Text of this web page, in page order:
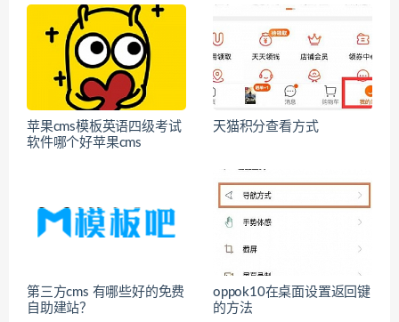
苹果cms模板英语四级考试
软件哪个好苹果cms
天猫积分查看方式
第三方cms 有哪些好的免费
自助建站？
oppok10在桌面设置返回键
的方法